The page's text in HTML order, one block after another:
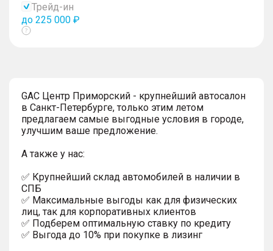
Трейд-ин
до 225 000 ₽
Показать
GAC Центр Приморский - крупнейший автосалон
в Санкт-Петербурге, только этим летом
предлагаем самые выгодные условия в городе,
улучшим ваше предложение.
А также у нас:
✅ Крупнейший склад автомобилей в наличии в
СПБ
✅ Максимальные выгоды как для физических
лиц, так для корпоративных клиентов
✅ Подберем оптимальную ставку по кредиту
✅ Выгода до 10% при покупке в лизинг